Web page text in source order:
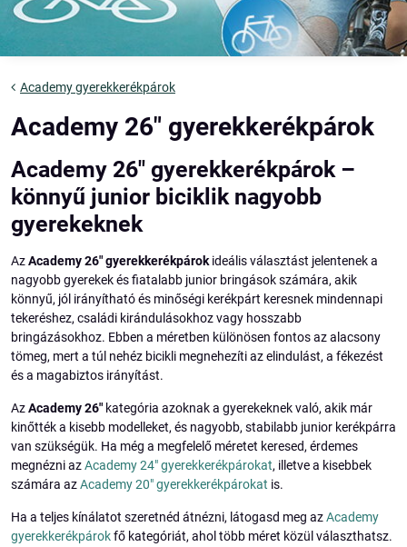
Academy gyerekkerékpárok
Academy 26" gyerekkerékpárok
Academy 26" gyerekkerékpárok –
könnyű junior biciklik nagyobb
gyerekeknek
AzAcademy 26" gyerekkerékpárok ideális választást jelentenek a
nagyobb gyerekek és fiatalabb junior bringások számára, akik
könnyű, jól irányítható és minőségi kerékpárt keresnek mindennapi
tekeréshez, családi kirándulásokhoz vagy hosszabb
bringázásokhoz. Ebben a méretben különösen fontos az alacsony
tömeg, mert a túl nehéz bicikli megnehezíti az elindulást, a fékezést
és a magabiztos irányítást.
AzAcademy 26" kategória azoknak a gyerekeknek való, akik már
kinőtték a kisebb modelleket, és nagyobb, stabilabb junior kerékpárra
van szükségük. Ha még a megfelelő méretet keresed, érdemes
megnézni azAcademy 24" gyerekkerékpárokat, illetve a kisebbek
számára azAcademy 20" gyerekkerékpárokat is.
Ha a teljes kínálatot szeretnéd átnézni, látogasd meg azAcademy
gyerekkerékpárokfő kategóriát, ahol több méret közül választhatsz.